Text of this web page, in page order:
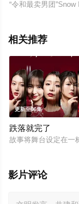
“令和最卖男团
相关推荐
更新至06集
跌落就完了
故事将舞台设定在一
影片评论